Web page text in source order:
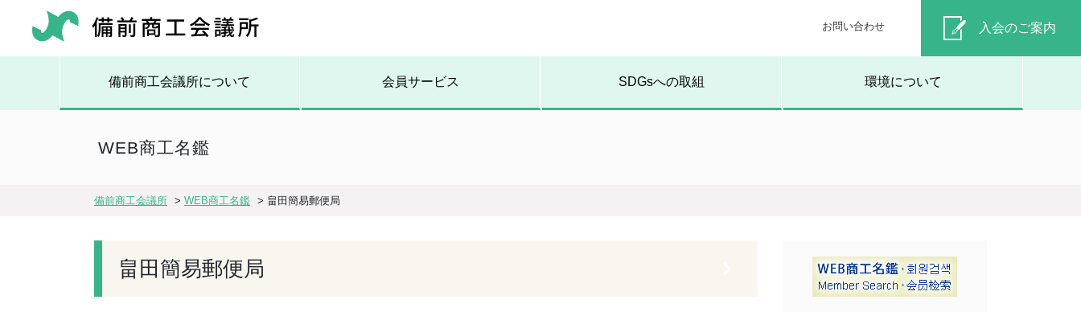
お問い合わせ 入会のご案内
備前商工会議所について 会員サービス SDGsへの取組 環境について
WEB商工名鑑
備前商工会議所 > WEB商工名鑑 > 畠田簡易郵便局
畠田簡易郵便局